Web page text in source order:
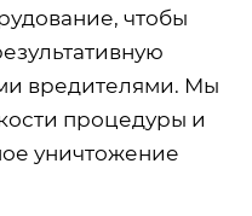
чтобы
вредителями. Мы
процедуры и
уничтожение